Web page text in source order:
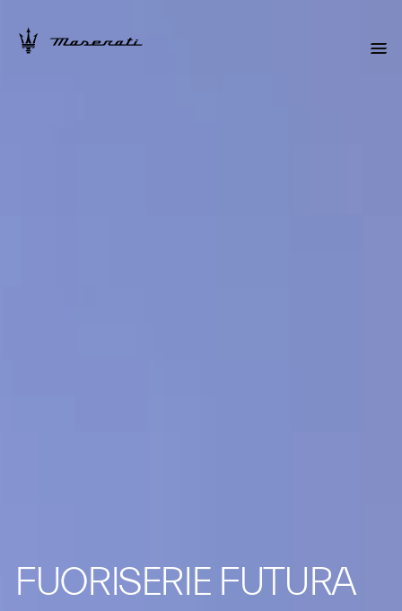
FUORISERIE FUTURA